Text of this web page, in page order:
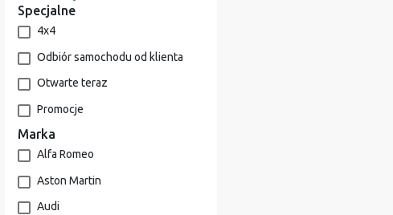
Specjalne
4x4
Odbiór samochodu od klienta
Otwarte teraz
Promocje
Marka
Alfa Romeo
Aston Martin
Audi